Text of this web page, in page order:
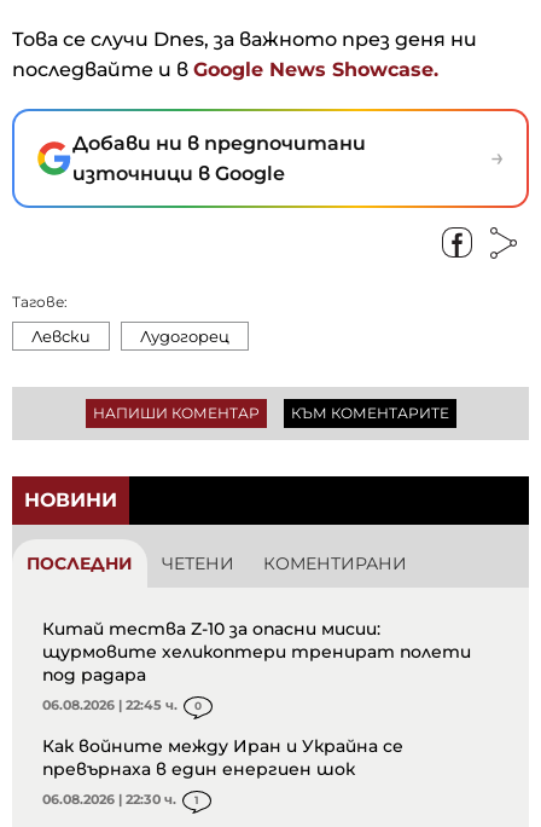
Това се случи Dnes, за важното през деня ни
последвайте и в Google News Showcase.
Добави ни в предпочитани
източници в Google
→
Тагове:
Левски Лудогорец
НАПИШИ КОМЕНТАР КЪМ КОМЕНТАРИТЕ
НОВИНИ
ПОСЛЕДНИ ЧЕТЕНИ КОМЕНТИРАНИ
Китай тества Z-10 за опасни мисии:
щурмовите хеликоптери тренират полети
под радара
06.08.2026 | 22:45 ч. 0
Как войните между Иран и Украйна се
превърнаха в един енергиен шок
06.08.2026 | 22:30 ч. 1